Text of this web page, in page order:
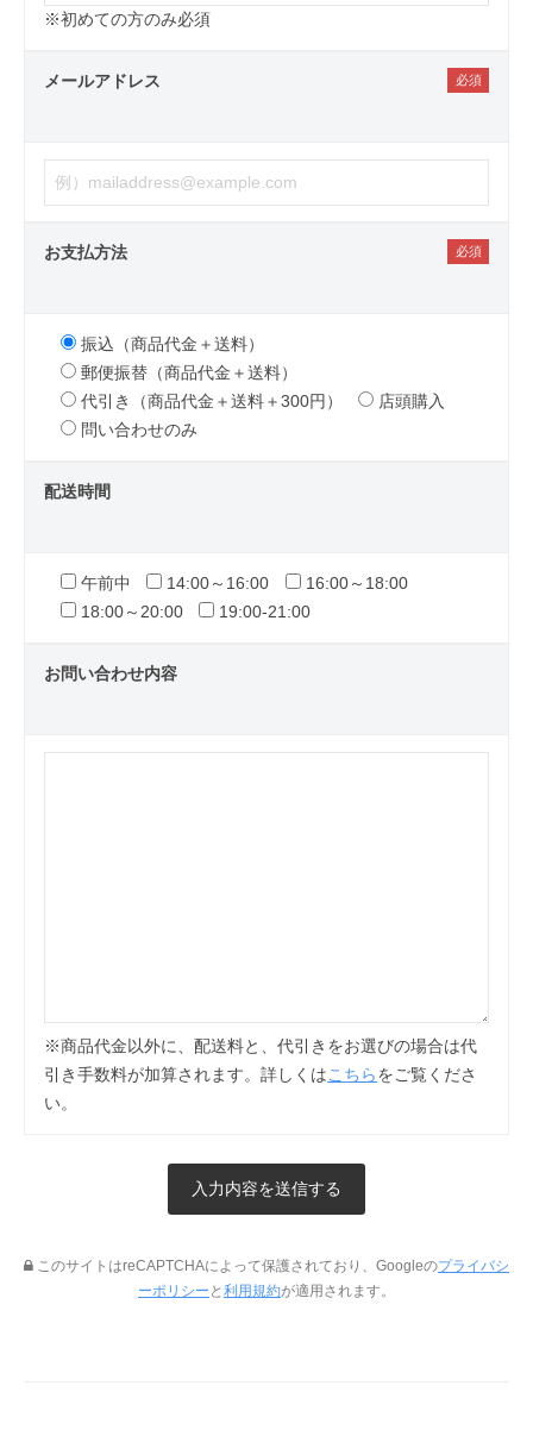
※初めての方のみ必須
メールアドレス
お支払方法
振込（商品代金＋送料）
郵便振替（商品代金＋送料）
代引き（商品代金＋送料＋300円）
店頭購入
問い合わせのみ
配送時間
午前中 14:00～16:00
16:00～18:00
18:00～20:00
19:00-21:00
お問い合わせ内容
※商品代金以外に、配送料と、代引きをお選びの場合は代
引き手数料が加算されます。詳しくは こちら をご覧くださ
い。
このサイトはreCAPTCHAによって保護されており、Googleのプライバシ
ーポリシー と 利用規約が適用されます。